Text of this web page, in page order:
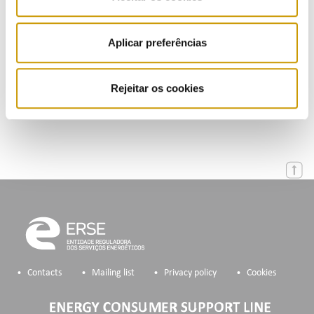
Aplicar preferências
Rejeitar os cookies
Calendar
Contacts Mailing list Privacy policy Cookies